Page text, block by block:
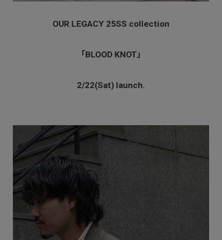
OUR LEGACY 25SS collection
「BLOOD KNOT」
2/22(Sat) launch.